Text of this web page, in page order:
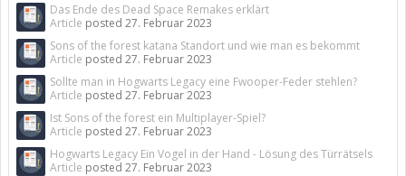
Das Ende des Dead Space Remakes erklärt
Article posted 27. Februar 2023
Sons of the forest katana Standort und wie man es bekommt
Article posted 27. Februar 2023
Sollte man in Hogwarts Legacy eine Fwooper-Feder stehlen?
Article posted 27. Februar 2023
Ist Sons of the forest ein Multiplayer-Spiel?
Article posted 27. Februar 2023
Hogwarts Legacy Ein Vogel in der Hand - Lösung des Türrätsels
Article posted 27. Februar 2023